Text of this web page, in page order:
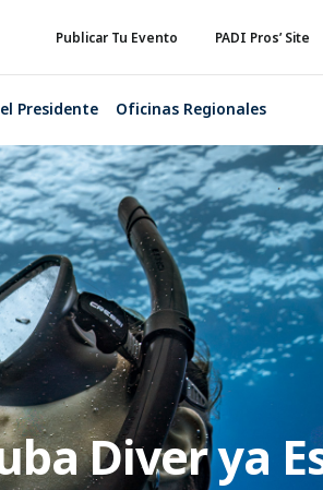
Publicar Tu Evento PADI Pros’ Site
Presidente Oficinas Regionales
Diver ya